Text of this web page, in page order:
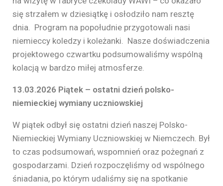
się strzałem w dziesiątkę i osłodziło nam resztę
dnia. Program na popołudnie przygotowali nasi
niemieccy koledzy i koleżanki. Nasze doświadczenia
projektowego czwartku podsumowaliśmy wspólną
kolacją w bardzo miłej atmosferze.
13.03.2026 Piątek – ostatni dzień polsko-
niemieckiej wymiany uczniowskiej
W piątek odbył się ostatni dzień naszej Polsko-
Niemieckiej Wymiany Uczniowskiej w Niemczech. Był
to czas podsumowań, wspomnień oraz pożegnań z
gospodarzami. Dzień rozpoczęliśmy od wspólnego
śniadania, po którym udaliśmy się na spotkanie